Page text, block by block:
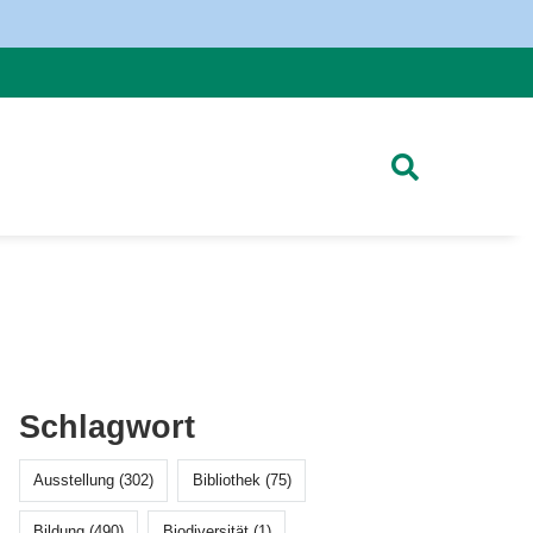
Schlagwort
Ausstellung (302) Bibliothek (75)